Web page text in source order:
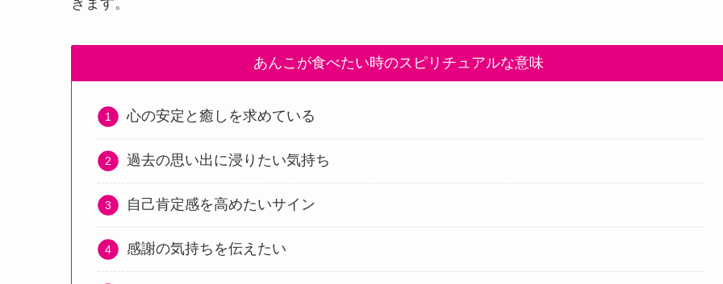
あんこが食べたい時のスピリチュアルな意味
心の安定と癒しを求めている
過去の思い出に浸りたい気持ち
自己肯定感を高めたいサイン
感謝の気持ちを伝えたい